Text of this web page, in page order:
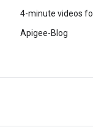
4-minute videos
Apigee-Blog